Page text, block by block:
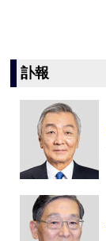
訃報